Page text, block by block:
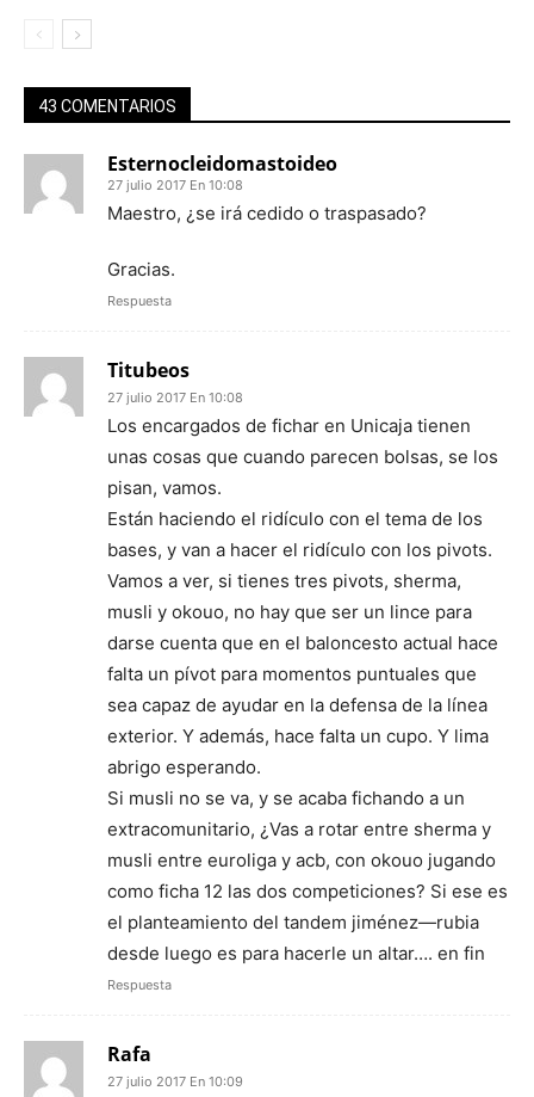
43 COMENTARIOS
Esternocleidomastoideo
27 julio 2017 En 10:08
Maestro, ¿se irá cedido o traspasado?
Gracias.
Respuesta
Titubeos
27 julio 2017 En 10:08
Los encargados de fichar en Unicaja tienen
unas cosas que cuando parecen bolsas, se los
pisan, vamos.
Están haciendo el ridículo con el tema de los
bases, y van a hacer el ridículo con los pivots.
Vamos a ver, si tienes tres pivots, sherma,
musli y okouo, no hay que ser un lince para
darse cuenta que en el baloncesto actual hace
falta un pívot para momentos puntuales que
sea capaz de ayudar en la defensa de la línea
exterior. Y además, hace falta un cupo. Y lima
abrigo esperando.
Si musli no se va, y se acaba fichando a un
extracomunitario, ¿Vas a rotar entre sherma y
musli entre euroliga y acb, con okouo jugando
como ficha 12 las dos competiciones? Si ese es
el planteamiento del tandem jiménez—rubia
desde luego es para hacerle un altar…. en fin
Respuesta
Rafa
27 julio 2017 En 10:09